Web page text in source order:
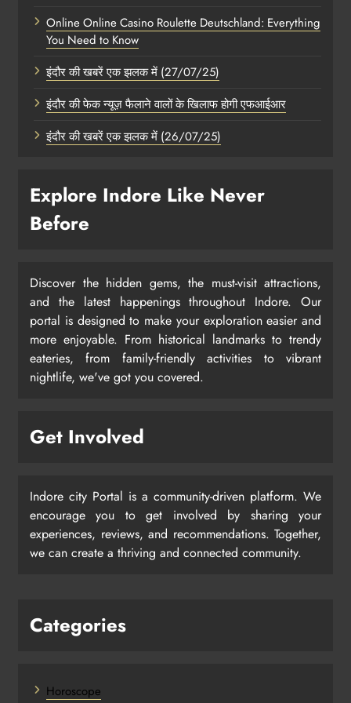
Online Online Casino Roulette Deutschland: Everything
You Need to Know
इंदौर की खबरें एक झलक में (27/07/25)
इंदौर की फेक न्यूज़ फैलाने वालों के खिलाफ होगी एफआईआर
इंदौर की खबरें एक झलक में (26/07/25)
Explore Indore Like Never
Before
Discover the hidden gems, the must-visit attractions,
and the latest happenings throughout Indore. Our
portal is designed to make your exploration easier and
more enjoyable. From historical landmarks to trendy
eateries, from family-friendly activities to vibrant
nightlife, we've got you covered.
Get Involved
Indore city Portal is a community-driven platform. We
encourage you to get involved by sharing your
experiences, reviews, and recommendations. Together,
we can create a thriving and connected community.
Categories
Horoscope